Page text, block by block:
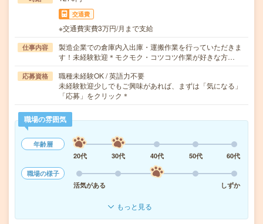
交通費
※交通費実費3万円/月まで支給
仕事内容
製造企業での倉庫内入出庫・運搬作業を行っていただきま
す！未経験歓迎＊モクモク・コツコツ作業が好きな方…
応募資格
職種未経験OK / 英語力不要
未経験歓迎少しでもご興味があれば、まずは「気になる」
「応募」をクリック＊
職場の雰囲気
年齢層
20代
30代 40代 50代
60代
職場の様子
活気がある
しずか
もっと見る